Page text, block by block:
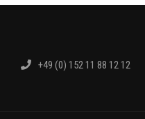
+49 (0) 152 11 88 12 12